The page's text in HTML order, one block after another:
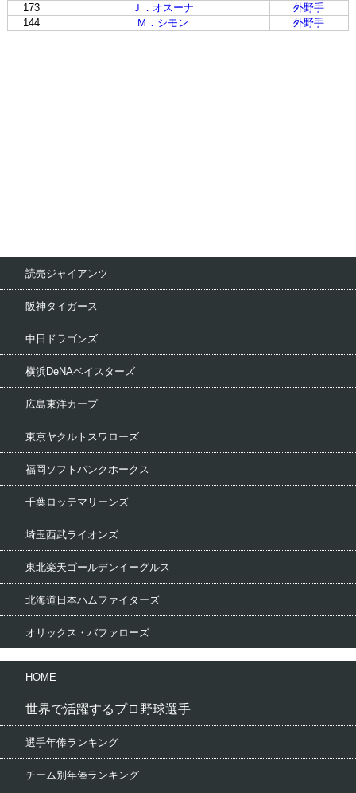
173
Ｊ．オスーナ
外野手
144
Ｍ．シモン 外野手
読売ジャイアンツ
阪神タイガース
中日ドラゴンズ
横浜DeNAベイスターズ
広島東洋カープ
東京ヤクルトスワローズ
福岡ソフトバンクホークス
千葉ロッテマリーンズ
埼玉西武ライオンズ
東北楽天ゴールデンイーグルス
北海道日本ハムファイターズ
オリックス・バファローズ
HOME
世界で活躍するプロ野球選手
選手年俸ランキング
チーム別年俸ランキング